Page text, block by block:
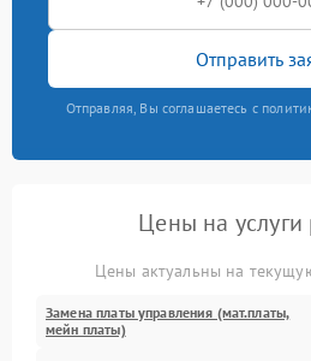
Отправить
Отправляя, Вы соглашаетесь с
Цены на услуги
Цены актуальны на
Замена платы управления (мат.платы,
мейн платы)